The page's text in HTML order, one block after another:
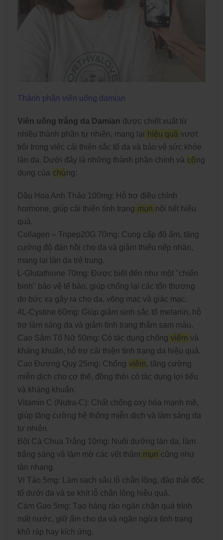
Thành phần viên uống damian
Viên uống trắng da Damian được chiết xuất từ
nhiều thành phần tự nhiên, mang lại
hiệu quả vượt
trội trong việc cải thiện sắc tố da và bảo vệ sức khỏe
làn da. Dưới đây là những thành phần chính và công
dụng của chúng:
Dầu Hoa Anh Thảo 100mg: Hỗ trợ điều chỉnh
hormone, giúp cải thiện tình trạng mụn nội tiết hiệu
quả.
Collagen – Tripep20G 70mg: Cung cấp độ ẩm, tăng
cường độ đàn hồi cho da và giảm thiểu nếp nhăn,
mang lại làn da trẻ trung.
L-Glutathione 70mg: Được biết đến như một "chiến
binh" bảo vệ tế bào, giúp chống lại các tổn thương
do bức xạ gây ra cho da, võng mạc và giác mạc.
4L-Cystine 60mg: Giúp giảm sinh sắc tố melanin, hỗ
trợ làm sáng da và giảm tình trạng thâm sạm màu.
Cao Sâm Tố Nữ 50mg: Có tác dụng chống viêm và
kháng khuẩn, hỗ trợ cải thiện tình trạng da hiệu quả.
Cao Đương Quy 25mg: Chống viêm , tăng cường
miễn dịch cho cơ thể, đồng thời có tác dụng lợi tiểu
và kháng khuẩn.
Vitamin C (Nutra-C): Chất chống oxy hóa mạnh mẽ,
giúp tăng cường hệ thống miễn dịch và làm sáng da
tự nhiên.
Bột Cà Chua Trắng 10mg: Nuôi dưỡng làn da, làm
trắng sáng và làm mờ các vết thâm mụn cũng như
tàn nhang.
Vi Tảo 5mg: Làm sạch sâu lỗ chân lông, đào thải độc
tố dưới da và se khít lỗ chân lông hiệu quả.
Cám Gạo 5mg: Tạo hàng rào ngăn chặn quá trình
mất nước, giữ ẩm cho da và ngăn ngừa tình trạng
khô ráp hay kích ứng.